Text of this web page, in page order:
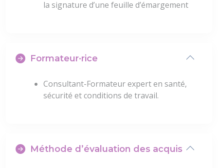
la signature d’une feuille d’émargement
Formateur·rice
Consultant-Formateur expert en santé,
sécurité et conditions de travail.
Méthode d’évaluation des acquis